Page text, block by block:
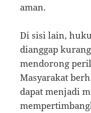
aman.
Di sisi lain,
dianggap
mendorong
Masyarakat
dapat menjadi